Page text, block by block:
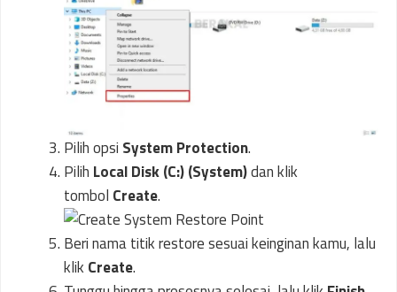
Pilih opsi System Protection.
Pilih Local Disk (C:) (System)dan klik
tombol Create.
Beri nama titik restore sesuai keinginan kamu, lalu
klik Create.